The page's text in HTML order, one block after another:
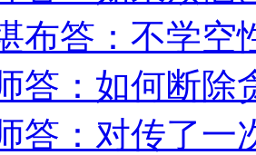
布答：​不学空
答：如何断除
答：对传了一